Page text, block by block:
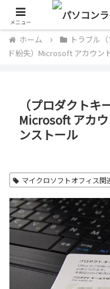
単なる
ホーム トラブル（
ド紛失）Microsoft アカウン
（プロダクトキ
Microsoft アカ
ンストール
マイクロソフトオフィス関
メニュー